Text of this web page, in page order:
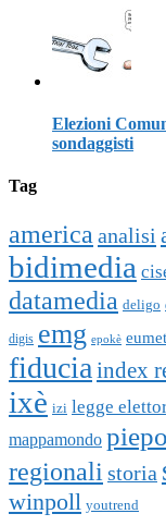
Elezioni
sondaggisti
Tag
america analisi
bidimedia
datamedia deligo
digis emg epokè
fiduciaindex
ixè izi legge
mappamondo
regionalistoria
winpoll youtrend